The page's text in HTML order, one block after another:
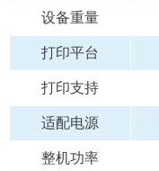
设备重量
打印平台
打印支持
适配电源
整机功率